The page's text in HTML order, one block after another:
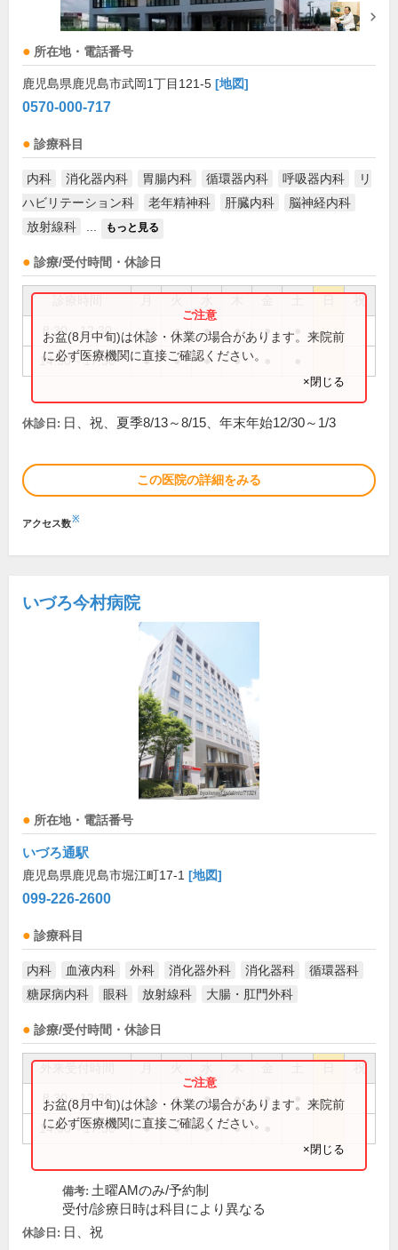
所在地・電話番号
鹿児島県鹿児島市武岡1丁目121-5 [地図]
0570-000-717
診療科目
内科 消化器内科 胃腸内科 循環器内科 呼吸器内科
リ
ハビリテーション科
老年精神科 肝臓内科
脳神経内科
放射線科
もっと見る
診療/受付時間・休診日
祝
8:30～12:30 ● ● ● ● ●
14:30～17:30 ● ● ● ●
お盆(8月中旬)は休診・休業の場合があります。来院前
に必ず医療機関に直接ご確認ください。
×閉じる
休診日: 日、祝、夏季8/13～8/15、年末年始12/30～1/3
この医院の詳細をみる
アクセス数※
いづろ今村病院
所在地・電話番号
いづろ通駅
鹿児島県鹿児島市堀江町17-1 [地図]
099-226-2600
診療科目
内科 血液内科 外科 消化器外科 消化器科
循環器科
糖尿病内科
眼科 放射線科 大腸・肛門外科
診療/受付時間・休診日
祝
8:30～12:30 ● ● ● ● ●
14:00～17:30 ● ● ● ●
お盆(8月中旬)は休診・休業の場合があります。来院前
に必ず医療機関に直接ご確認ください。
×閉じる
備考: 土曜AMのみ/予約制
受付/診療日時は科目により異なる
休診日: 日、祝